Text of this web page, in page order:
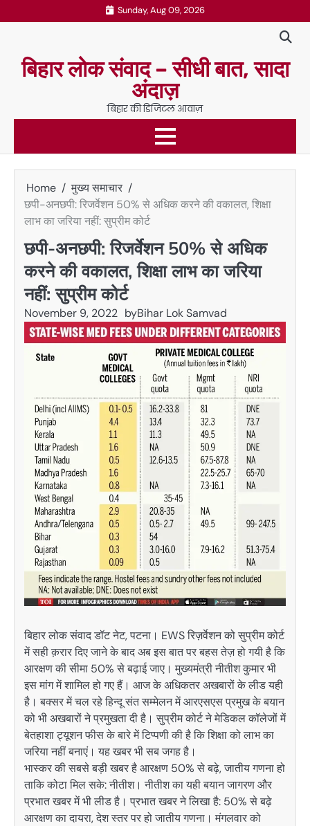
to
Sunday, Aug 09, 2026
बिहार लोक संवाद – सीधी बात, सादा
अंदाज़
बिहार की डिजिटल आवाज़
Home
मुख्य समाचार
छपी-अनछपी: रिजर्वेशन 50% से अधिक करने की वकालत, शिक्षा
लाभ का जरिया नहीं: सुप्रीम कोर्ट
छपी-अनछपी: रिजर्वेशन 50% से अधिक
करने की वकालत, शिक्षा लाभ का जरिया
नहीं: सुप्रीम कोर्ट
November 9, 2022 byBihar Lok Samvad
बिहार लोक संवाद डॉट नेट, पटना। EWS रिज़र्वेशन को सुप्रीम कोर्ट
में सही क़रार दिए जाने के बाद अब इस बात पर बहस तेज़ हो गयी है कि
आरक्षण की सीमा 50% से बढ़ाई जाए। मुख्यमंत्री नीतीश कुमार भी
इस मांग में शामिल हो गए हैं। आज के अधिकतर अखबारों के लीड यही
है। बक्सर में चल रहे हिन्दू संत सम्मेलन में आरएसएस प्रमुख के बयान
को भी अखबारों ने प्रमुखता दी है। सुप्रीम कोर्ट ने मेडिकल कॉलेजों में
बेतहाशा ट्यूशन फीस के बारे में टिप्पणी की है कि शिक्षा को लाभ का
जरिया नहीं बनाएं। यह खबर भी सब जगह है।
भास्कर की सबसे बड़ी खबर है आरक्षण 50% से बढ़े, जातीय गणना हो
ताकि कोटा मिल सके: नीतीश। नीतीश का यही बयान जागरण और
प्रभात खबर में भी लीड है। प्रभात खबर ने लिखा है: 50% से बढ़े
आरक्षण का दायरा, देश स्तर पर हो जातीय गणना। मंगलवार को